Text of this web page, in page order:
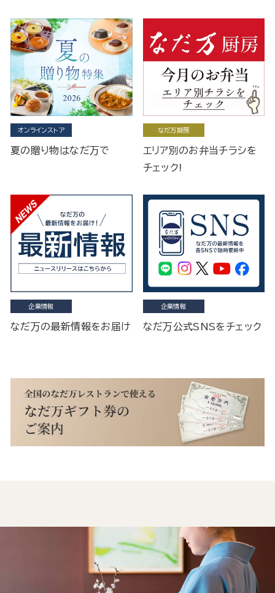
オンラインストア
夏の贈り物はなだ万で
なだ万厨房
エリア別のお弁当チラシを
チェック!
企業情報
なだ万の最新情報をお届け
企業情報
なだ万公式SNSをチェック